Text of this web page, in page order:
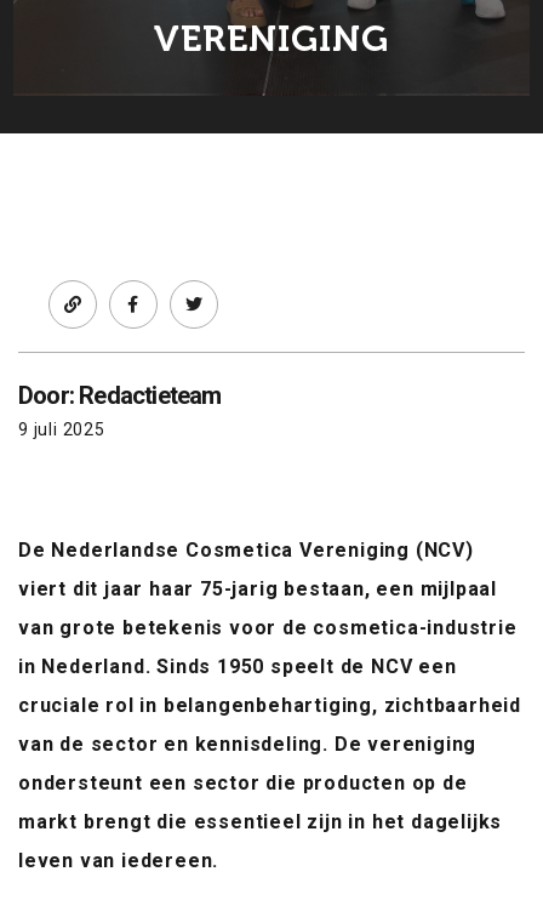
VERENIGING
Facebooktwitter
Door: Redactieteam
9 juli 2025
De Nederlandse Cosmetica Vereniging (NCV)
viert dit jaar haar 75-jarig bestaan, een mijlpaal
van grote betekenis voor de cosmetica-industrie
in Nederland. Sinds 1950 speelt de NCV een
cruciale rol in belangenbehartiging, zichtbaarheid
van de sector en kennisdeling. De vereniging
ondersteunt een sector die producten op de
markt brengt die essentieel zijn in het dagelijks
leven van iedereen.